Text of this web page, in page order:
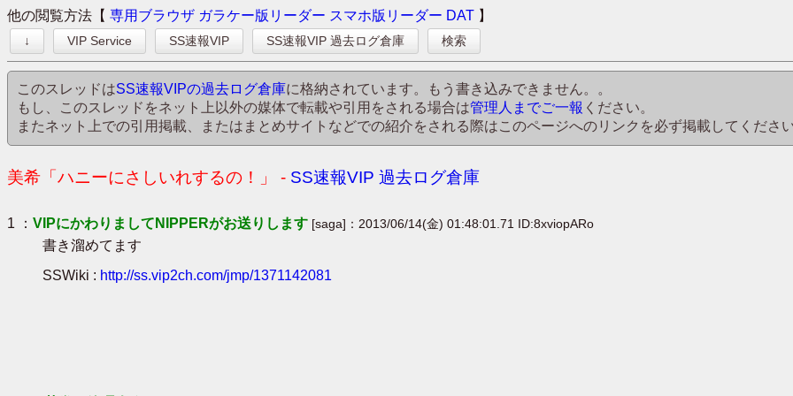
他の閲覧方法【 専用ブラウザ ガラケー版リーダー スマホ版リーダー DAT 】
↓ VIP Service SS速報VIP SS速報VIP 過去ログ倉庫 検索
このスレッドはSS速報VIPの過去ログ倉庫に格納されています。もう書き込みできません。。
もし、このスレッドをネット上以外の媒体で転載や引用をされる場合は管理人までご一報 ください。
またネット上での引用掲載、またはまとめサイトなどでの紹介をされる際はこのページへのリンクを必ず掲載してくださ
美希「ハニーにさしいれするの！」 - SS速報VIP 過去ログ倉庫
1 ： VIPにかわりましてNIPPERがお送りします [saga]：2013/06/14(金) 01:48:01.71 ID:8xviopARo
書き溜めてます
SSWiki : http://ss.vip2ch.com/jmp/1371142081